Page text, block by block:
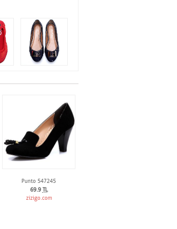
Punto 547245
69.9 TL
zizigo.com